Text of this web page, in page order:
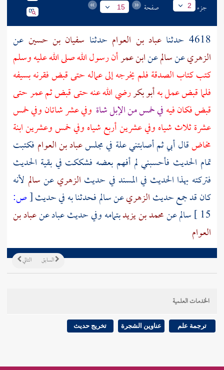
جزء 2 صفحة 15
4618 حدثنا عباد بن العوام حدثنا سفيان بن حسين عن
الزهريعنسالمعنابن عمرأن رسول الله صلى الله عليه وسلم
كتب كتاب الصدقة فلم يخرجه إلى عماله حتى قبض فقرنه بسيفه
فلما قبض عمل بهأبو بكررضي الله عنه حتى قبض ثمعمرحتى
قبض فكان فيهفي خمس من الإبل شاة وفي عشر شاتان وفي خمس
عشرة ثلاث شياه وفي عشرين أربع شياه وفي خمس وعشرين ابنة
مخاضقال أبي ثم أصابتني علة في مجلسعباد بن العوام فكتبت
تمام الحديث فأحسبني لم أفهم بعضه فشككت في بقية الحديث
فتركته بهذا الحديث في المسند في حديث الزهريعنسالم لأنه
كان قد جمع حديثالزهريعنسالمفحدثنا به في حديث[ص:
15 ] سالمعنمحمد بن يزيدبتمامه وفي حديثعبادعنعباد بن
العوام
التالي السابق
الخدمات العلمية
ترجمة علم عناوين الشجرة تخريج حديث